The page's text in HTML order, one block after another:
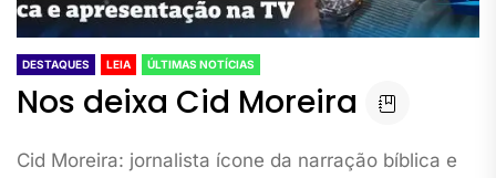
DESTAQUES LEIA ÚLTIMAS NOTÍCIAS
Nos deixa Cid Moreira
Cid Moreira: jornalista ícone da narração bíblica e